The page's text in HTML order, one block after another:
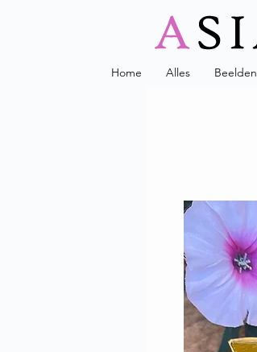
Home Alles Beelden